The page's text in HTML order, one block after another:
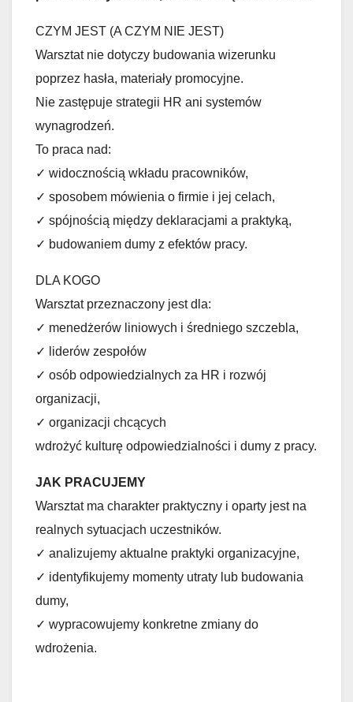
CZYM JEST (A CZYM NIE JEST)
Warsztat nie dotyczy budowania wizerunku
poprzez hasła, materiały promocyjne.
Nie zastępuje strategii HR ani systemów
wynagrodzeń.
To praca nad:
✓ widocznością wkładu pracowników,
✓ sposobem mówienia o firmie i jej celach,
✓ spójnością między deklaracjami a praktyką,
✓ budowaniem dumy z efektów pracy.
DLA KOGO
Warsztat przeznaczony jest dla:
✓ menedżerów liniowych i średniego szczebla,
✓ liderów zespołów
✓ osób odpowiedzialnych za HR i rozwój
organizacji,
✓ organizacji chcących
wdrożyć kulturę odpowiedzialności i dumy z pracy.
JAK PRACUJEMY
Warsztat ma charakter praktyczny i oparty jest na
realnych sytuacjach uczestników.
✓ analizujemy aktualne praktyki organizacyjne,
✓ identyfikujemy momenty utraty lub budowania
dumy,
✓ wypracowujemy konkretne zmiany do
wdrożenia.